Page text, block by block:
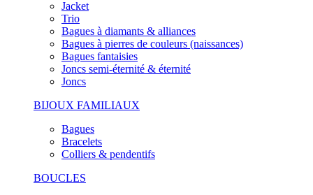
Jacket
Trio
Bagues à diamants & alliances
Bagues à pierres de couleurs (naissances)
Bagues fantaisies
Joncs semi-éternité & éternité
Joncs
BIJOUX FAMILIAUX
Bagues
Bracelets
Colliers & pendentifs
BOUCLES